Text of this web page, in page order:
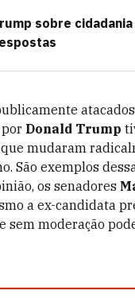
sobre cidadania
Donald Trump
mudaram
São exemplos
os senadores
a ex-candidata
sem moderação